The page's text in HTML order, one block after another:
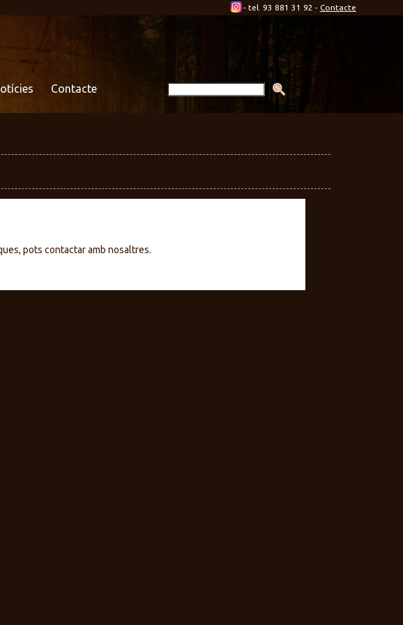
- tel. 93 881 31 92 - Contacte
Contacte
pots contactar amb nosaltres.